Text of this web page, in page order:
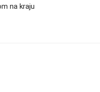
na kraju